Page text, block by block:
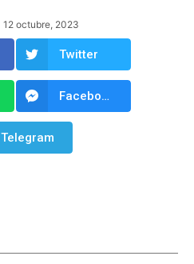
12 octubre, 2023
Twitter
Facebook Messenger
Telegram